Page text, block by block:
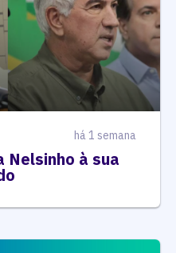
há 1 semana
Nelsinho à sua